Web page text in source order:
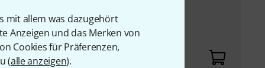
mit allem was dazugehört
Anzeigen und das Merken von
Cookies für Präferenzen,
(alle anzeigen).
entwickelt mit